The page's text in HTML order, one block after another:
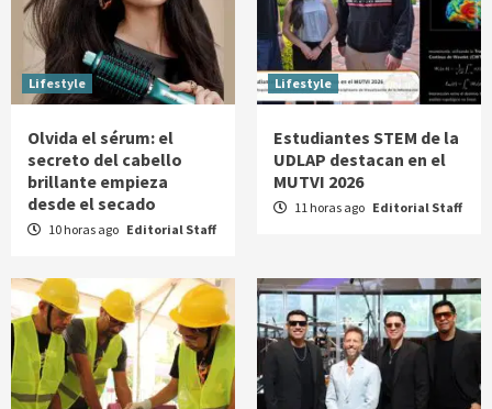
Lifestyle
Olvida el sérum: el
secreto del cabello
brillante empieza
desde el secado
10 horas ago Editorial Staff
Lifestyle
Estudiantes STEM de la
UDLAP destacan en el
MUTVI 2026
11 horas ago Editorial Staff